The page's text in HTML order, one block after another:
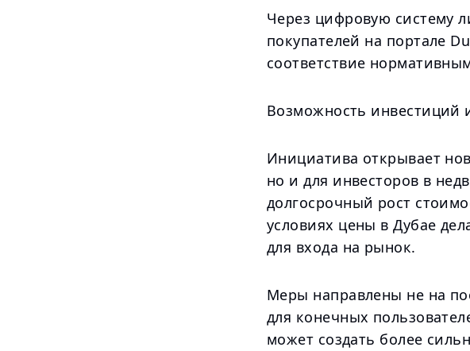
Через цифровую систему
покупателей на портале
соответствие
Возможность инвестиций
Инициатива открывает
но и для инвесторов в
долгосрочный рост
условиях цены в Дубае
для входа на рынок.
Меры направлены не на
для конечных
может создать более